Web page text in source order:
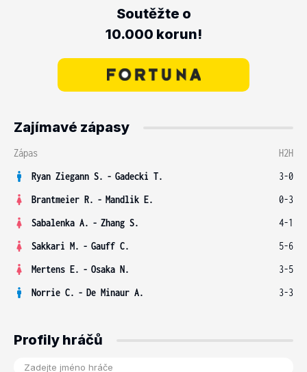
Soutěžte o
10.000 korun!
Zajímavé zápasy
Zápas
H2H
Ryan Ziegann S. - Gadecki T.
3-0
Brantmeier R. - Mandlik E.
0-3
Sabalenka A. - Zhang S.
4-1
Sakkari M. - Gauff C.
5-6
Mertens E. - Osaka N.
3-5
Norrie C. - De Minaur A. 3-3
Profily hráčů